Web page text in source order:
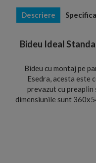
Descriere
Bideu Ideal
Bideu cu montaj pe
Esedra, acesta este
prevazut cu
dimensiunile sunt